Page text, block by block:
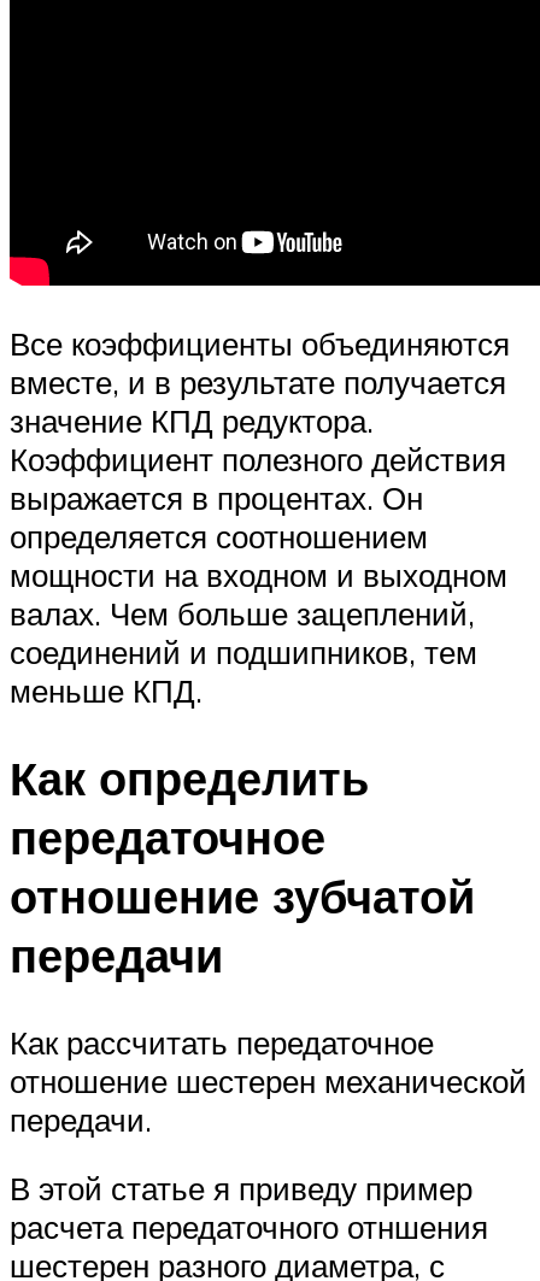
Все коэффициенты объединяются
вместе, и в результате получается
значение КПД редуктора.
Коэффициент полезного действия
выражается в процентах. Он
определяется соотношением
мощности на входном и выходном
валах. Чем больше зацеплений,
соединений и подшипников, тем
меньше КПД.
Как определить
передаточное
отношение зубчатой
передачи
Как рассчитать передаточное
отношение шестерен механической
передачи.
В этой статье я приведу пример
расчета передаточного отншения
шестерен разного диаметра, с